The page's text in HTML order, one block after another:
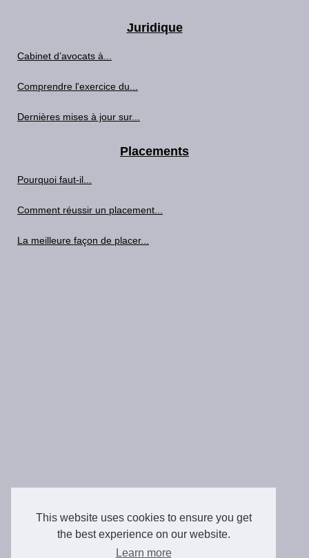
This website uses cookies to ensure you get
the best experience on our website.
Learn more
Juridique
Cabinet d’avocats à...
Comprendre l'exercice du...
Dernières mises à jour sur...
Placements
Pourquoi faut-il...
Comment réussir un placement...
La meilleure façon de placer...